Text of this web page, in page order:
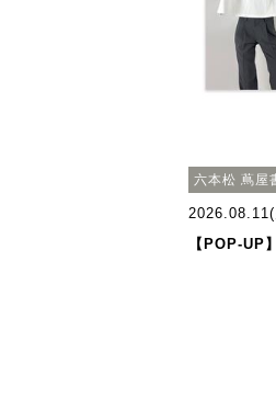
六本松 蔦屋
【POP-UP